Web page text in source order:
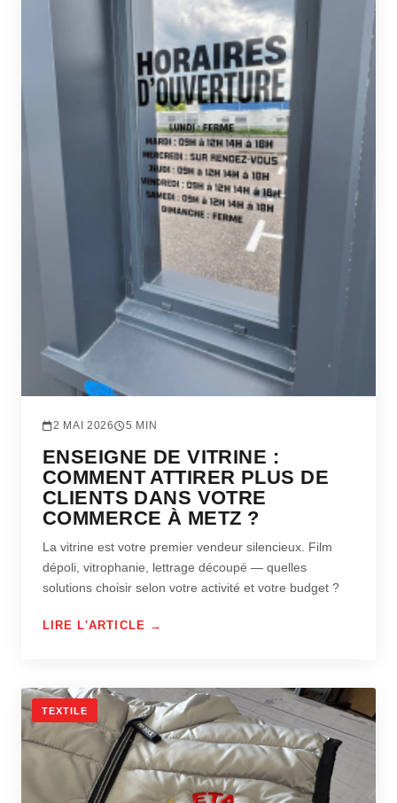
2 MAI 2026 5 MIN
ENSEIGNE DE VITRINE :
COMMENT ATTIRER PLUS DE
CLIENTS DANS VOTRE
COMMERCE À METZ ?
La vitrine est votre premier vendeur silencieux. Film
dépoli, vitrophanie, lettrage découpé — quelles
solutions choisir selon votre activité et votre budget ?
LIRE L'ARTICLE →
TEXTILE